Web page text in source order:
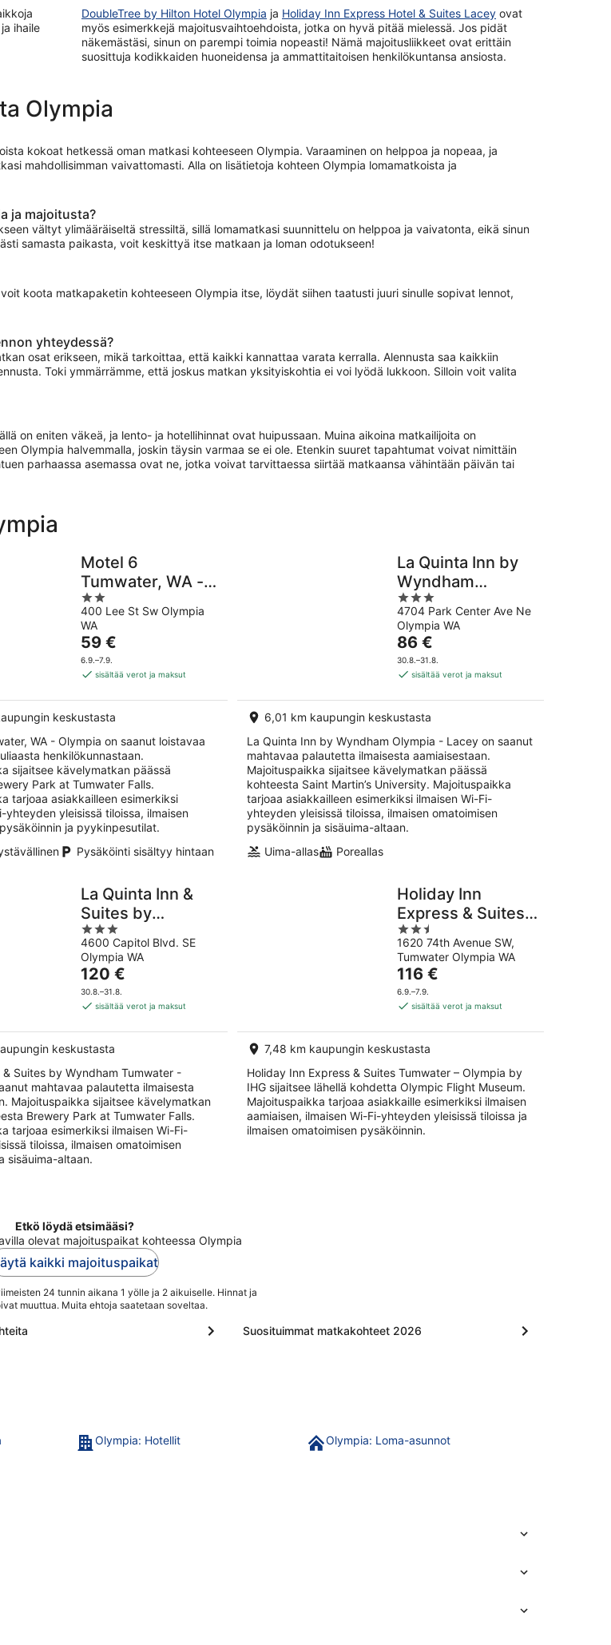
ihaile
DoubleTree by Hilton Hotel Olympia ja Holiday Inn Express Hotel & Suites Lacey ovat
myös esimerkkejä majoitusvaihtoehdoista, jotka on hyvä pitää mielessä. Jos pidät
näkemästäsi, sinun on parempi toimia nopeasti! Nämä majoitusliikkeet ovat erittäin
suosittuja kodikkaiden huoneidensa ja ammattitaitoisen henkilökuntansa ansiosta.
Olympia
kokoat hetkessä oman matkasi kohteeseen Olympia. Varaaminen on helppoa ja nopeaa, ja
mahdollisimman vaivattomasti. Alla on lisätietoja kohteen Olympia lomamatkoista ja
ja majoitusta?
vältyt ylimääräiseltä stressiltä, sillä lomamatkasi suunnittelu on helppoa ja vaivatonta, eikä sinun
samasta paikasta, voit keskittyä itse matkaan ja loman odotukseen!
koota matkapaketin kohteeseen Olympia itse, löydät siihen taatusti juuri sinulle sopivat lennot,
yhteydessä?
osat erikseen, mikä tarkoittaa, että kaikki kannattaa varata kerralla. Alennusta saa kaikkiin
Toki ymmärrämme, että joskus matkan yksityiskohtia ei voi lyödä lukkoon. Silloin voit valita
on eniten väkeä, ja lento- ja hotellihinnat ovat huipussaan. Muina aikoina matkailijoita on
Olympia halvemmalla, joskin täysin varmaa se ei ole. Etenkin suuret tapahtumat voivat nimittäin
parhaassa asemassa ovat ne, jotka voivat tarvittaessa siirtää matkaansa vähintään päivän tai
Motel 6
Tumwater, WA -
Olympia
2
out
of
5
400 Lee St Sw Olympia
WA
Hinta
on
59 €
yö
59 €
6.9.–7.9.
sisältää verot ja maksut
keskustasta
WA - Olympia on saanut loistavaa
henkilökunnastaan.
sijaitsee kävelymatkan päässä
Park at Tumwater Falls.
tarjoaa asiakkailleen esimerkiksi
yhteyden yleisissä tiloissa, ilmaisen
ja pyykinpesutilat.
Pysäköinti sisältyy hintaan
La Quinta Inn by
Wyndham
Olympia - Lacey
3
out
of
5
4704 Park Center Ave Ne
Olympia WA
Hinta
on
86 €
yö
86 €
30.8.–31.8.
sisältää verot ja maksut
6,01 km kaupungin keskustasta
La Quinta Inn by Wyndham Olympia - Lacey on saanut
mahtavaa palautetta ilmaisesta aamiaisestaan.
Majoituspaikka sijaitsee kävelymatkan päässä
kohteesta Saint Martin’s University. Majoituspaikka
tarjoaa asiakkailleen esimerkiksi ilmaisen Wi-Fi-
yhteyden yleisissä tiloissa, ilmaisen omatoimisen
pysäköinnin ja sisäuima-altaan.
Uima-allas
Poreallas
La Quinta Inn &
Suites by
Wyndham
Tumwater -
Olympia
3
out
of
5
4600 Capitol Blvd. SE
Olympia WA
Hinta
on
120 €
yö
120 €
30.8.–31.8.
sisältää verot ja maksut
keskustasta
& Suites by Wyndham Tumwater -
mahtavaa palautetta ilmaisesta
Majoituspaikka sijaitsee kävelymatkan
Brewery Park at Tumwater Falls.
tarjoaa esimerkiksi ilmaisen Wi-Fi-
tiloissa, ilmaisen omatoimisen
sisäuima-altaan.
Holiday Inn
Express & Suites
Tumwater –
Olympia by IHG
2.5
out
of
5
1620 74th Avenue SW,
Tumwater Olympia WA
Hinta
on
116 €
yö
116 €
6.9.–7.9.
sisältää verot ja maksut
7,48 km kaupungin keskustasta
Holiday Inn Express & Suites Tumwater – Olympia by
IHG sijaitsee lähellä kohdetta Olympic Flight Museum.
Majoituspaikka tarjoaa asiakkaille esimerkiksi ilmaisen
aamiaisen, ilmaisen Wi-Fi-yhteyden yleisissä tiloissa ja
ilmaisen omatoimisen pysäköinnin.
Etkö löydä etsimääsi?
olevat majoituspaikat kohteessa Olympia
kaikki majoituspaikat
24 tunnin aikana 1 yölle ja 2 aikuiselle. Hinnat ja
muuttua. Muita ehtoja saatetaan soveltaa.
Suosituimmat matkakohteet 2026
Olympia: Hotellit
Olympia: Loma-asunnot